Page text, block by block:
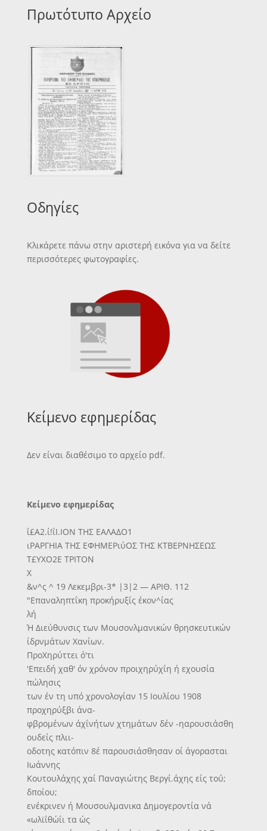
Πρωτότυπο Αρχείο
Οδηγίες
Κλικάρετε πάνω στην αριστερή εικόνα για να δείτε
περισσότερες φωτογραφίες.
Κείμενο εφημερίδας
Δεν είναι διαθέσιμο το αρχείο pdf.
Κείμενο εφημερίδας
ΐ£Α2.ί!ΐΙ.ΙΟΝ ΤΗΣ ΕΑΛΑΔΟ1
ιΡΑΡΓΗΙΑ ΤΗΣ ΕΦΗΜΕΡιύΟΣ ΤΗΣ ΚΤΒΕΡΝΗΣΕΩΣ
Τ£ΥΧΟ2Ε ΤΡΙΤΟΝ
Χ
&ν^ς ^ 19 Λεκεμβρι-3* |3|2 — ΑΡΙΘ. 112
"Επαναληπτΐκη προκήρυξΐς έκον^ίας
λή
Ή Διεύθυνσις των Μουσονλμανικών θρησκευτικών
ίδρνμάτων Χανίων.
ΠροΧηρύττει ό'τι
'Επειδή χαθ' όν χρόνον προιχηρύχΐη ή εχουσία
πώλησις
των έν τη υπό χρονολογίαν 15 Ιουλίου 1908
προχηρύξβι άνα-
φβρομένων άχΐνήτων χτημάτων δέν -ηαρουσιάσθη
ουδείς πλιι-
οδοτης κατόπιν 8έ παρουσιάσθησαν οί άγορασται
Ιωάννης
Κουτουλάχης χαί Παναγιώτης Βεργί.άχης είς τοΰ;
δποίου;
ενέκρινεν ή Μουσουλμανικα Δημογεροντία νά
«ωλϊΐθώΐι τα ώς